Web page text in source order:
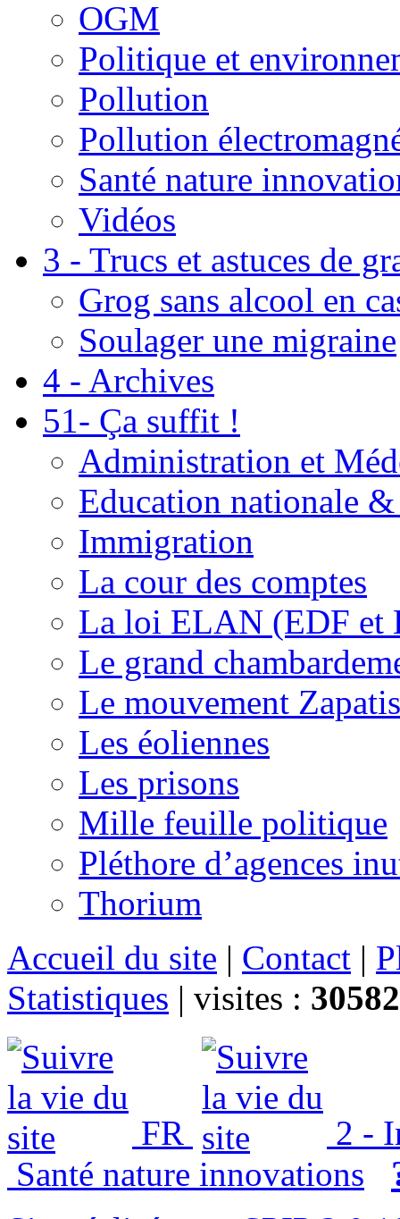
OGM
Politique et
Pollution
Pollution
Santé nature
Vidéos
3 - Trucs et astuces de
Grog sans alcool en
Soulager une migraine
4 - Archives
51- Ça suffit !
Administration et
Education nationale
Immigration
La cour des comptes
La loi ELAN (EDF et
Le grand
Le mouvement
Les éoliennes
Les prisons
Mille feuille politique
Pléthore d’agences
Thorium
Accueil du site | Contact |
Statistiques | visites :
FR
2 -
Santé nature innovations